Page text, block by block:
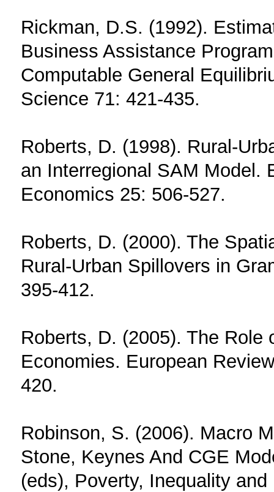
Rickman, D.S. (1992).
Business Assistance
Computable General
Science 71: 421-435.
Roberts, D. (1998). Rural-
an Interregional SAM Model.
Economics 25: 506-527.
Roberts, D. (2000). The
Rural-Urban Spillovers in
395-412.
Roberts, D. (2005). The
Economies. European
420.
Robinson, S. (2006). Macro
Stone, Keynes And CGE
(eds), Poverty, Inequality